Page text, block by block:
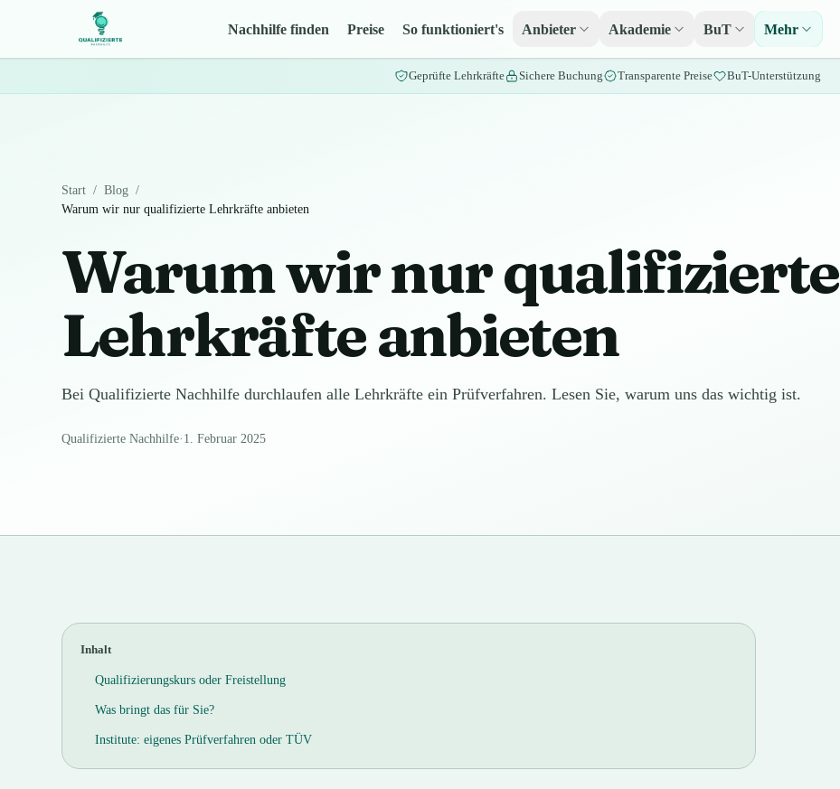
Nachhilfe finden Preise So funktioniert's Anbieter Akademie BuT Mehr
Geprüfte Lehrkräfte Sichere Buchung Transparente Preise BuT-Unterstützung
Start / Blog /
Warum wir nur qualifizierte Lehrkräfte anbieten
Warum wir nur qualifizierte
Lehrkräfte anbieten
Bei Qualifizierte Nachhilfe durchlaufen alle Lehrkräfte ein Prüfverfahren. Lesen Sie, warum uns das wichtig ist.
Qualifizierte Nachhilfe· 1. Februar 2025
Inhalt
Qualifizierungskurs oder Freistellung
Was bringt das für Sie?
Institute: eigenes Prüfverfahren oder TÜV